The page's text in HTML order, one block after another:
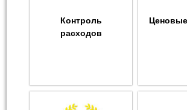
Контроль
расходов